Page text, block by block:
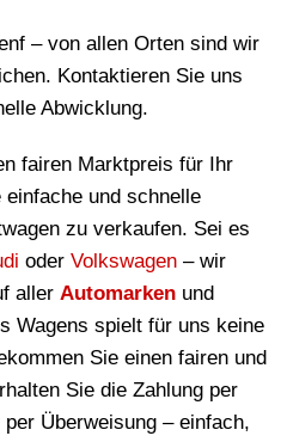
– von allen Orten sind wir
Kontaktieren Sie uns
Abwicklung.
fairen Marktpreis für Ihr
einfache und schnelle
zu verkaufen. Sei es
oder Volkswagen – wir
aller Automarken und
Wagens spielt für uns keine
Sie einen fairen und
Sie die Zahlung per
Überweisung – einfach,